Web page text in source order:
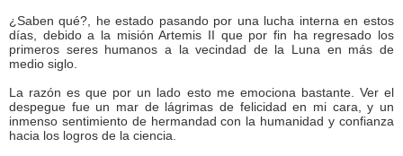
¿Saben qué?, he estado pasando por una lucha interna en estos
días, debido a la misión Artemis II que por fin ha regresado los
primeros seres humanos a la vecindad de la Luna en más de
medio siglo.
La razón es que por un lado esto me emociona bastante. Ver el
despegue fue un mar de lágrimas de felicidad en mi cara, y un
inmenso sentimiento de hermandad con la humanidad y confianza
hacia los logros de la ciencia.